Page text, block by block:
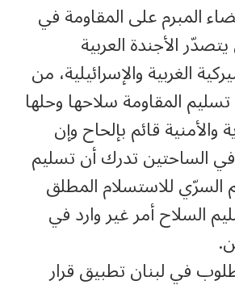
المبرم على المقاومة في
الأجندة العربية
الغربية والإسرائيلية، من
المقاومة سلاحها وحلها
والأمنية قائم بإلحاح وإن
الساحتين تدرك أن تسليم
السرّي للاستسلام المطلق
السلاح أمر غير وارد في
في لبنان تطبيق قرار